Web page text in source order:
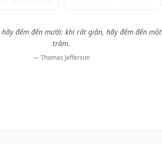
đếm đến mười; khi rất giận, hãy đếm đến một
trăm.
— Thomas Jefferson